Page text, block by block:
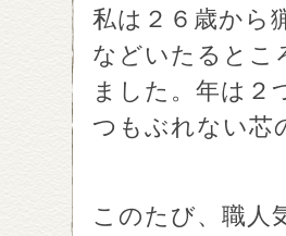
私は２６歳から
などいたるとこ
ました。年は２
つもぶれない芯
このたび、職人